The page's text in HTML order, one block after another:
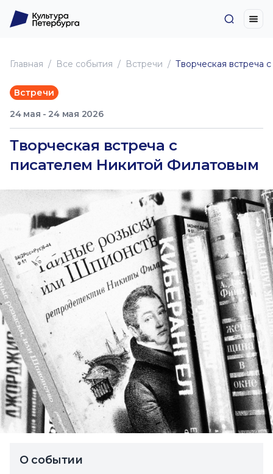
Главная Все события Встречи Творческая встреча
Встречи
24 мая - 24 мая 2026
Творческая встреча с
писателем Никитой Филатовым
О событии